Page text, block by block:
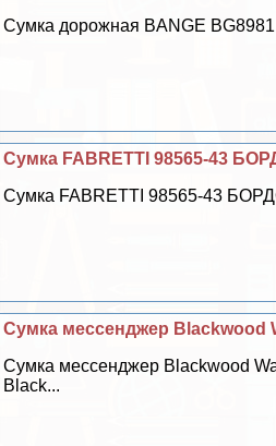
Сумка дорожная BANGE
Сумка FABRETTI 98565-43
Сумка FABRETTI 98565-43
Сумка мессенджер Blackwood
Сумка мессенджер Blackwood
Black...